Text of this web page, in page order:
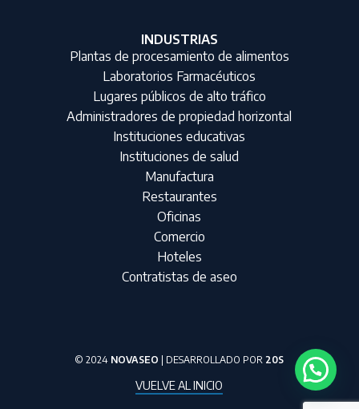
INDUSTRIAS
Plantas de procesamiento de alimentos
Laboratorios Farmacéuticos
Lugares públicos de alto tráfico
Administradores de propiedad horizontal
Instituciones educativas
Instituciones de salud
Manufactura
Restaurantes
Oficinas
Comercio
Hoteles
Contratistas de aseo
© 2024 NOVASEO | DESARROLLADO POR 20S
VUELVE AL INICIO